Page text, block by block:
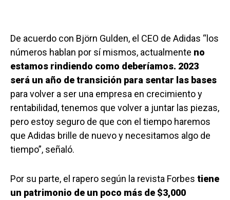
De acuerdo con Björn Gulden, el CEO de Adidas “los
números hablan por sí mismos, actualmente no
estamos rindiendo como deberíamos. 2023
será un año de transición para sentar las bases
para volver a ser una empresa en crecimiento y
rentabilidad, tenemos que volver a juntar las piezas,
pero estoy seguro de que con el tiempo haremos
que Adidas brille de nuevo y necesitamos algo de
tiempo”, señaló.
Por su parte, el rapero según la revista Forbes tiene
un patrimonio de un poco más de $3,000